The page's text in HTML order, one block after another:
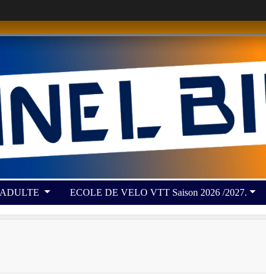
ECOLE DE VELO VTT Saison 2026 /2027.